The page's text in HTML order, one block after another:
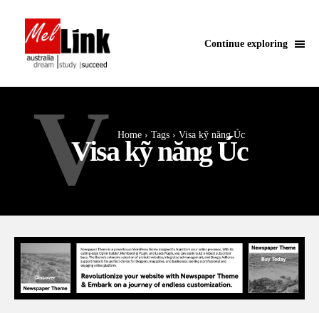
Continue exploring
Home Tags Visa kỹ năng Úc
Visa kỹ năng Úc
V